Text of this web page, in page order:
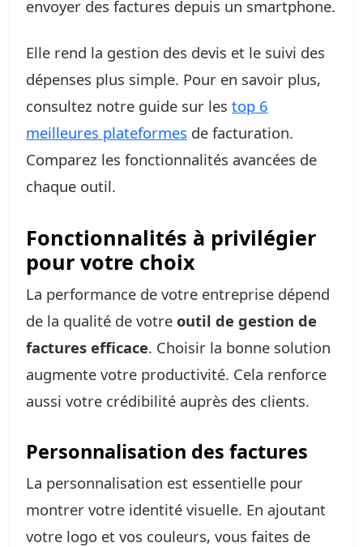
envoyer des factures depuis un smartphone.
Elle rend la gestion des devis et le suivi des
dépenses plus simple. Pour en savoir plus,
consultez notre guide sur les top 6
meilleures plateformes de facturation.
Comparez les fonctionnalités avancées de
chaque outil.
Fonctionnalités à privilégier
pour votre choix
La performance de votre entreprise dépend
de la qualité de votre outil de gestion de
factures efficace. Choisir la bonne solution
augmente votre productivité. Cela renforce
aussi votre crédibilité auprès des clients.
Personnalisation des factures
La personnalisation est essentielle pour
montrer votre identité visuelle. En ajoutant
votre logo et vos couleurs, vous faites de